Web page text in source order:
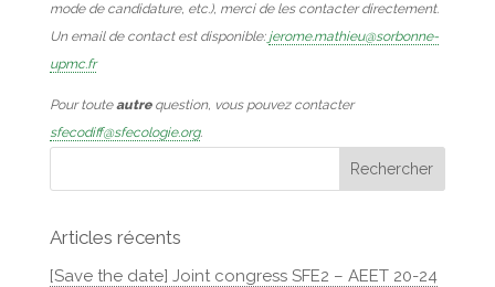
mode de candidature, etc.), merci de les contacter directement.
Un email de contact est disponible: jerome.mathieu@sorbonne-
upmc.fr
Pour touteautrequestion, vous pouvez contacter
sfecodiff@sfecologie.org.
Articles récents
[Save the date] Joint congress SFE2 – AEET 20-24